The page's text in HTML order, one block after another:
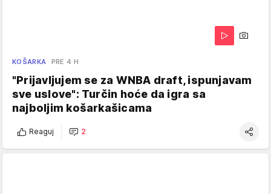
KOŠARKA PRE 4 H
"Prijavljujem se za WNBA draft, ispunjavam
sve uslove": Turčin hoće da igra sa
najboljim košarkašicama
Reaguj 2